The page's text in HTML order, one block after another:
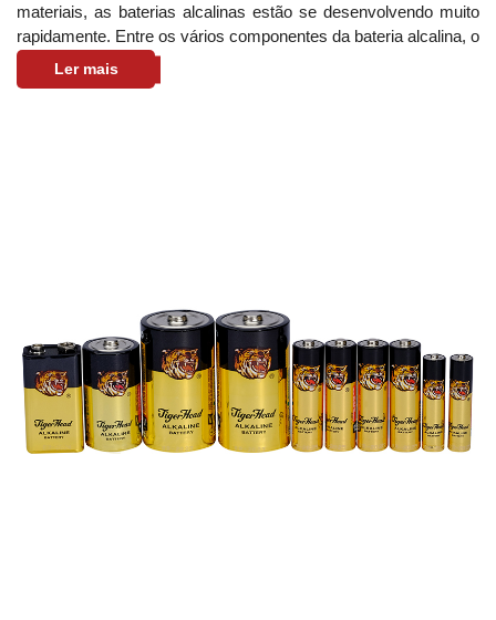
materiais, as baterias alcalinas estão se desenvolvendo muito
rapidamente. Entre os vários componentes da bateria alcalina, o
material separador dese
Ler mais